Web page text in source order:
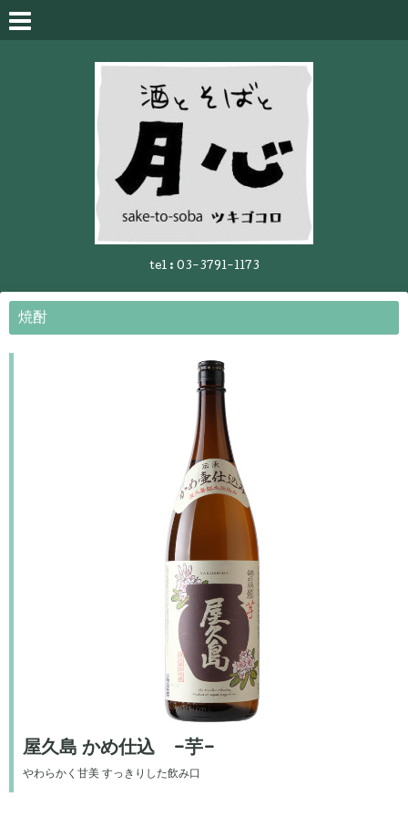
tel : 03-3791-1173
焼酎
屋久島 かめ仕込 -芋-
やわらかく甘美 すっきりした飲み口